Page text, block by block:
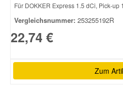
Für DOKKER Express 1.5 dCi, Pick-up
Vergleichsnummer: 253255192R
22,74 €
Zum